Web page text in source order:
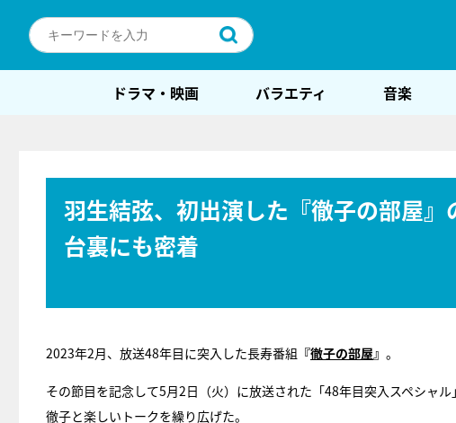
ドラマ・映画 バラエティ 音楽
羽生結弦、初出演した『徹子の部屋
台裏にも密着
2023年2月、放送48年目に突入した長寿番組 『徹子の部屋』 。
その節目を記念して5月2日（火）に放送された「48年目突入スペシャ
徹子と楽しいトークを繰り広げた。